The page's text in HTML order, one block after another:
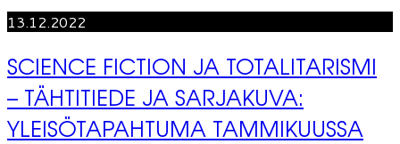
13.12.2022
SCIENCE FICTION JA TOTALITARISMI
– TÄHTITIEDE JA SARJAKUVA:
YLEISÖTAPAHTUMA TAMMIKUUSSA